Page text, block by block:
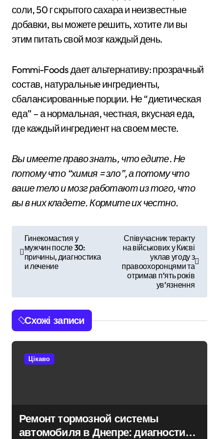
соли, 50 г скрытого сахара и неизвестные
добавки, вы можете решить, хотите ли вы
этим питать свой мозг каждый день.
Fommi-Foods дает альтернативу: прозрачный
состав, натуральные ингредиенты,
сбалансированные порции. Не “диетическая
еда” – а нормальная, честная, вкусная еда,
где каждый ингредиент на своем месте.
Вы имеете право знать, что едите. Не
потому что “химия = зло”, а потому что
ваше тело и мозг работают из того, что
вы в них кладете. Кормите их честно.
і
г
а
Гинекомастия у
мужчин после 30:
причины, диагностика
и лечение
Співучасник теракту
на військових у Києві
уклав угоду з
правоохоронцями та
отримав п’ять років
ув’язнення
Схожі записи
Цікаво
Ремонт тормозной системы
автомобиля в Днепре: диагностика,